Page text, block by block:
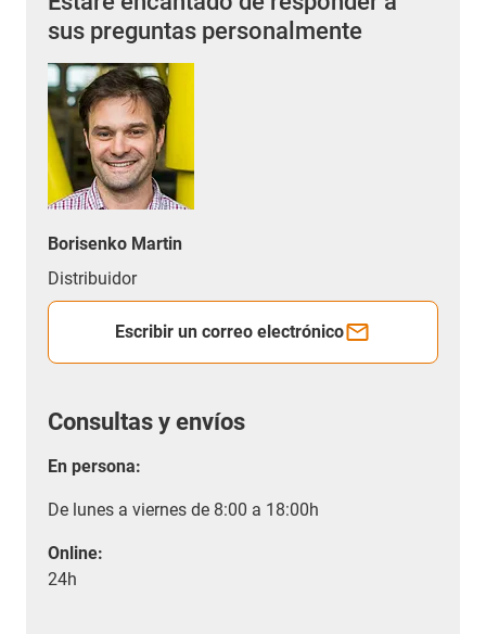
sus preguntas personalmente
Borisenko Martin
Distribuidor
Escribir un correo electrónico
Consultas y envíos
En persona:
De lunes a viernes de 8:00 a 18:00h
Online:
24h